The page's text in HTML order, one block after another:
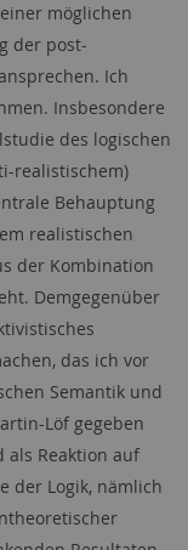
möglichen
der post-
Ich
Insbesondere
des logischen
realistischem)
Behauptung
realistischen
der Kombination
Demgegenüber
das ich vor
Semantik und
Löf gegeben
als Reaktion auf
der Logik, nämlich